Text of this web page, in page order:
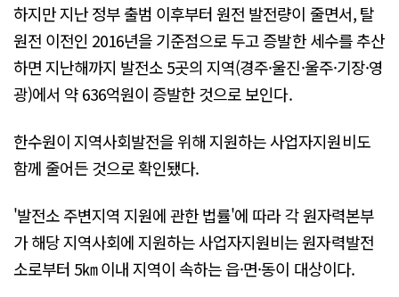
하지만 지난 정부 출범 이후부터 원전 발전량이 줄면서, 탈
원전 이전인 2016년을 기준점으로 두고 증발한 세수를 추산
하면 지난해까지 발전소 5곳의 지역(경주·울진·울주·기장·영
광)에서 약 636억원이 증발한 것으로 보인다.
한수원이 지역사회발전을 위해 지원하는 사업자지원비도
함께 줄어든 것으로 확인됐다.
'발전소 주변지역 지원에 관한 법률'에 따라 각 원자력본부
가 해당 지역사회에 지원하는 사업자지원비는 원자력발전
소로부터 5㎞ 이내 지역이 속하는 읍·면·동이 대상이다.